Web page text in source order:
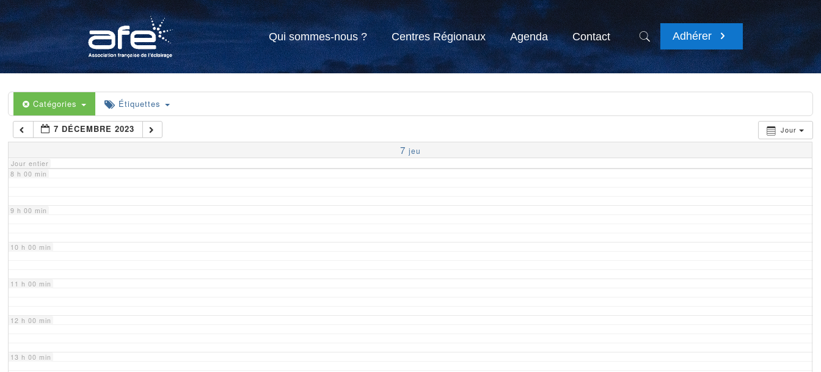
Qui sommes-nous ? Centres Régionaux Agenda Contact Adhérer
Catégories Étiquettes
Jour
7 DÉCEMBRE 2023
7 jeu
Jour entier
4 h 00 min
5 h 00 min
6 h 00 min
7 h 00 min
8 h 00 min
9 h 00 min
10 h 00 min
11 h 00 min
12 h 00 min
13 h 00 min